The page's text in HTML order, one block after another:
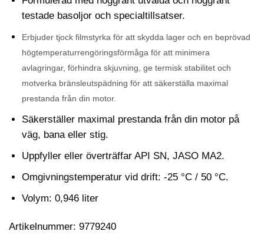
testade basoljor och specialtillsatser.
Erbjuder tjock filmstyrka för att skydda lager och en beprövad
högtemperaturrengöringsförmåga för att minimera
avlagringar, förhindra skjuvning, ge termisk stabilitet och
motverka bränsleutspädning för att säkerställa maximal
prestanda från din motor.
Säkerställer maximal prestanda från din motor på
väg, bana eller stig.
Uppfyller eller överträffar API SN, JASO MA2.
Omgivningstemperatur vid drift: -25 °C / 50 °C.
Volym: 0,946 liter
Artikelnummer: 9779240